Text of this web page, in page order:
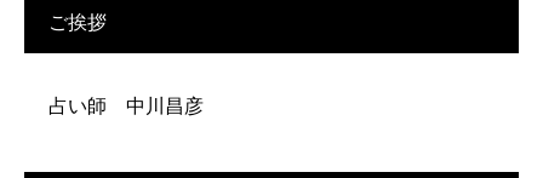
ご挨拶
占い師 中川昌彦